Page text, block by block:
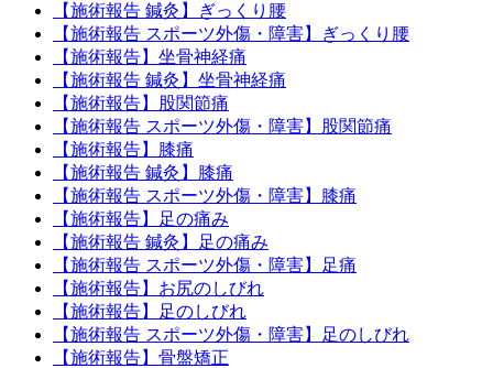
【施術報告 鍼灸】ぎっくり腰
【施術報告 スポーツ外傷・障害】ぎっくり腰
【施術報告】坐骨神経痛
【施術報告 鍼灸】坐骨神経痛
【施術報告】股関節痛
【施術報告 スポーツ外傷・障害】股関節痛
【施術報告】膝痛
【施術報告 鍼灸】膝痛
【施術報告 スポーツ外傷・障害】膝痛
【施術報告】足の痛み
【施術報告 鍼灸】足の痛み
【施術報告 スポーツ外傷・障害】足痛
【施術報告】お尻のしびれ
【施術報告】足のしびれ
【施術報告 スポーツ外傷・障害】足のしびれ
【施術報告】骨盤矯正